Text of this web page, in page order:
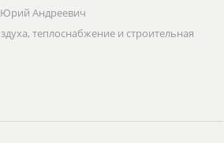
Андреевич
теплоснабжение и строительная